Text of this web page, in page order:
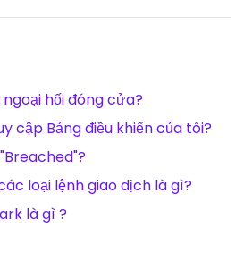
hối đóng cửa?
cập Bảng điều khiển của tôi?
loại lệnh giao dịch là gì?
là gì ?